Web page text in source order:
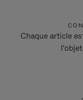
Chaque article